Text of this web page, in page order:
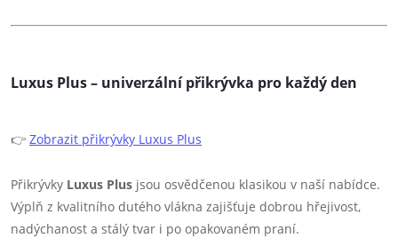
Luxus Plus – univerzální přikrývka pro každý den
👉 Zobrazit přikrývky Luxus Plus
Přikrývky Luxus Plus jsou osvědčenou klasikou v naší nabídce.
Výplň z kvalitního dutého vlákna zajišťuje dobrou hřejivost,
nadýchanost a stálý tvar i po opakovaném praní.